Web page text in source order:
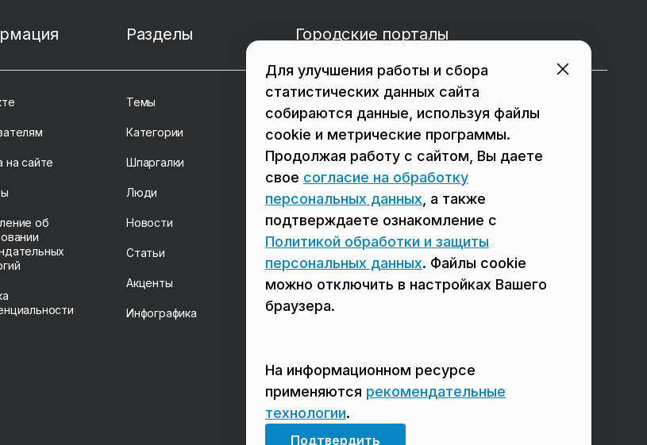
на сайте
об
Разделы
Темы
Категории
Шпаргалки
Люди
Новости
Статьи
Акценты
Инфографика
Городские порталы
в Реутове в Балашихе
в Сергиевом Посаде в Люберцах
в Домодедово в Щёлково
Мы в соцсетях
Для улучшения работы и сбора
статистических данных сайта
собираются данные, используя файлы
cookie и метрические программы.
Продолжая работу с сайтом, Вы даете
свое согласие на обработку
персональных данных , а также
подтверждаете ознакомление с
Политикой обработки и защиты
персональных данных. Файлы cookie
можно отключить в настройках Вашего
браузера.
На информационном ресурсе
применяются рекомендательные
технологии.
Подтвердить